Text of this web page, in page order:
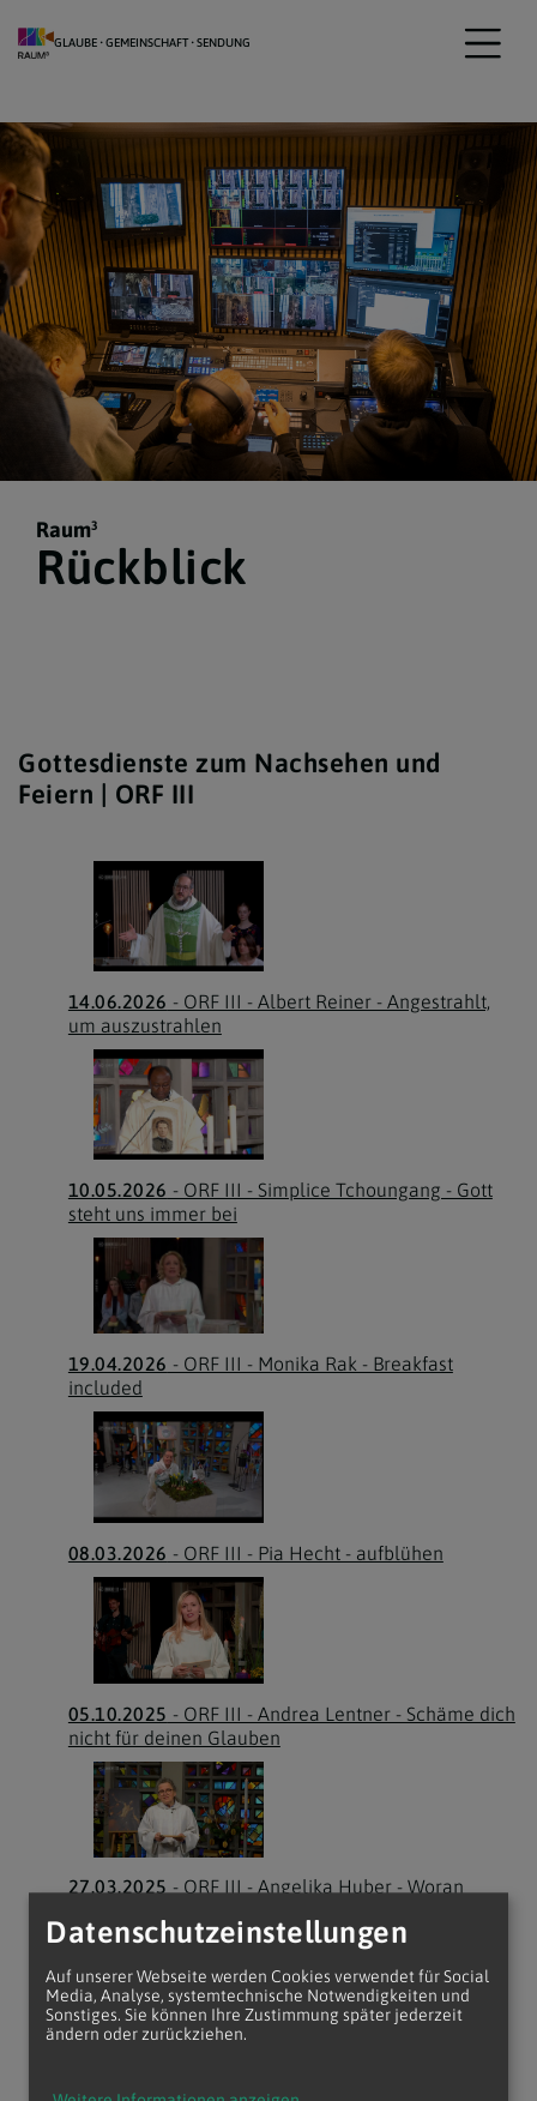
GLAUBE • GEMEINSCHAFT • SENDUNG
Raum³
Rückblick
Gottesdienste zum Nachsehen und
Feiern | ORF III
14.06.2026 - ORF III - Albert Reiner - Angestrahlt,
um auszustrahlen
10.05.2026 - ORF III - Simplice Tchoungang - Gott
steht uns immer bei
19.04.2026 - ORF III - Monika Rak - Breakfast
included
08.03.2026 - ORF III - Pia Hecht - aufblühen
05.10.2025 - ORF III - Andrea Lentner - Schäme dich
nicht für deinen Glauben
27.03.2025 - ORF III - Angelika Huber - Woran
Datenschutzeinstellungen
Auf unserer Webseite werden Cookies verwendet für Social
Media, Analyse, systemtechnische Notwendigkeiten und
Sonstiges. Sie können Ihre Zustimmung später jederzeit
ändern oder zurückziehen.